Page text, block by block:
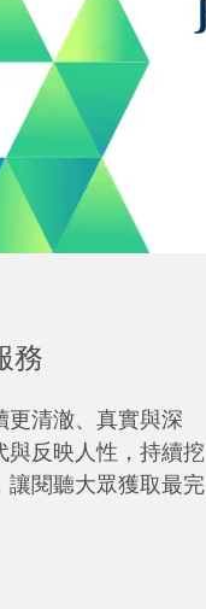
務
清澈、真實與深
與反映人性，持續挖
讓閱聽大眾獲取最完